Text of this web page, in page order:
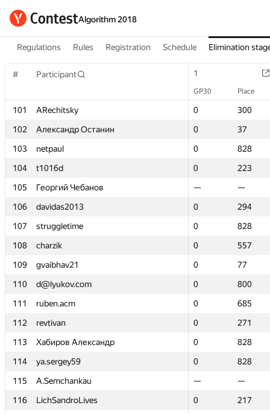
Algorithm 2018
Regulations Rules Registration Schedule Elimination
# Participant 1
GP30 Place
101 ARechitsky 0
300
102
Александр Останин 0
37
103
netpaul 0
828
104
t1016d 0
223
105
Георгий Чебанов —
—
106
davidas2013 0
294
107
struggletime 0
828
108
charzik 0
557
109
gvaibhav21 0
77
110
d@lyukov.com 0
800
111
ruben.acm 0
685
112
revtivan 0
271
113
Хабиров Александр 0
828
114
ya.sergey59 0
828
115
A.Semchankau —
—
116
LichSandroLives 0
217
# Participant 1
GP30 Place
101 ARechitsky 0
300
102
Александр Останин 0
37
103
netpaul 0
828
104
t1016d 0
223
105
Георгий Чебанов —
—
106
davidas2013 0
294
107
struggletime 0
828
108
charzik 0
557
109
gvaibhav21 0
77
110
d@lyukov.com 0
800
111
ruben.acm 0
685
112
revtivan 0
271
113
Хабиров Александр 0
828
114
ya.sergey59 0
828
115
A.Semchankau —
—
116
LichSandroLives 0
217